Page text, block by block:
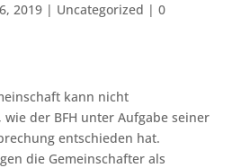
2019| Uncategorized | 0
kann nicht
der BFH unter Aufgabe seiner
entschieden hat.
die Gemeinschafter als